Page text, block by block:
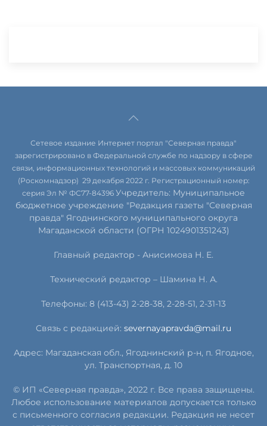
Сетевое издание Интернет портал "Северная правда"
зарегистрировано в Федеральной службе по надзору в сфере
связи, информационных технологий и массовых коммуникаций
(Роскомнадзор) 29 декабря 2022 г. Регистрационный номер:
серия Эл № ФС77-84396 Учредитель: Муниципальное
бюджетное учреждение "Редакция газеты "Северная
правда" Ягоднинского муниципального округа
Магаданской области (ОГРН 1024901351243)
Главный редактор - Анисимова Н. Е.
Технический редактор – Шамина Н. А.
Телефоны: 8 (413-43) 2-28-38, 2-28-51, 2-31-13
Связь с редакцией: severnayapravda@mail.ru
Адрес: Магаданская обл., Ягоднинский р-н, п. Ягодное,
ул. Транспортная, д. 10
© ИП «Северная правда», 2022 г. Все права защищены.
Любое использование материалов допускается только
с письменного согласия редакции. Редакция не несет